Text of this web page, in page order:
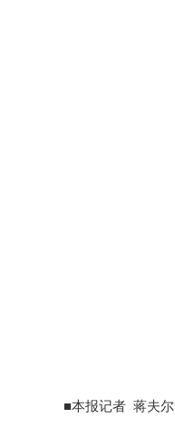
■本报记者 蒋夫尔